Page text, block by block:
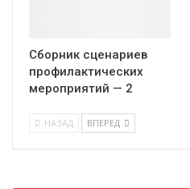
Сборник сценариев
профилактических
мероприятий — 2
НАЗАД ВПЕРЕД